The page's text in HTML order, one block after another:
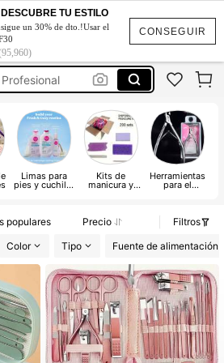
CONSEGUIR
TU ESTILO
un 30% de dto.!Usar el
Pies
Cutícula
Limas para
pies y cuchillo
Kits de
manicura y
Herramientas
para el
populares Precio
Filtros
Color Tipo Fuente de alimentación